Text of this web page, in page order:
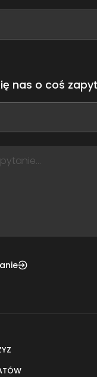
nas o coś